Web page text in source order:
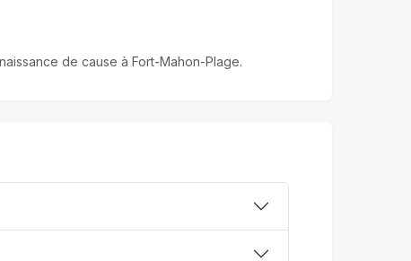
de cause à Fort-Mahon-Plage.